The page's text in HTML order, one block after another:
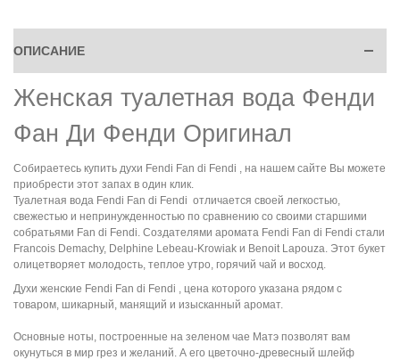
ОПИСАНИЕ
Женская туалетная вода Фенди
Фан Ди Фенди Оригинал
Собираетесь купить духи Fendi Fan di Fendi , на нашем сайте Вы можете
приобрести этот запах в один клик.
Туалетная вода Fendi Fan di Fendi отличается своей легкостью,
свежестью и непринужденностью по сравнению со своими старшими
собратьями Fan di Fendi. Создателями аромата Fendi Fan di Fendi стали
Francois Demachy, Delphine Lebeau-Krowiak и Benoit Lapouza. Этот букет
олицетворяет молодость, теплое утро, горячий чай и восход.
Духи женские Fendi Fan di Fendi , цена которого указана рядом с
товаром, шикарный, манящий и изысканный аромат.
Основные ноты, построенные на зеленом чае Матэ позволят вам
окунуться в мир грез и желаний. А его цветочно-древесный шлейф